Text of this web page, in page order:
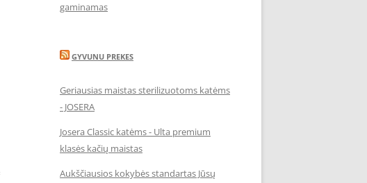
gaminamas
GYVUNU PREKES
Geriausias maistas sterilizuotoms katėms
- JOSERA
Josera Classic katėms - Ulta premium
klasės kačių maistas
Aukščiausios kokybės standartas Jūsų